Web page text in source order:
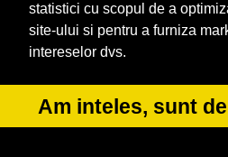
statistici cu scopul de a
site-ului si pentru a furniza
intereselor dvs.
Am inteles, sunt
FirmaTractariAuto.ro
Service-Reparatii.com
© 2014-2026 Powered by
ANPC SOL